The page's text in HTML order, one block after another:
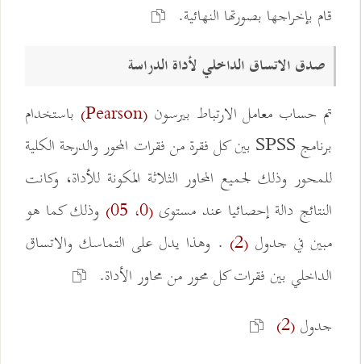
قام بإخراجها بصورتها النهائية.
صدق الاتساق الداخلي لأداة الدراسة
تم حساب معامل الارتباط بيرسون(Pearson)
باستخدام
برنامج SPSS بين كل فقرة من فقرات المحور والدرجة الكلية
للمحور وذلك لجميع المحاور الثلاثة المكونة للأداة، وكانت
النتائج دالة إحصائيا عند مستوى(0، 05)
وذلك كما هو
مبين في جدول(2)
. وهذا يدل على التماسك والاتساق
الداخلي بين فقرات كل محور من محاور الأداة.
جدول(2)